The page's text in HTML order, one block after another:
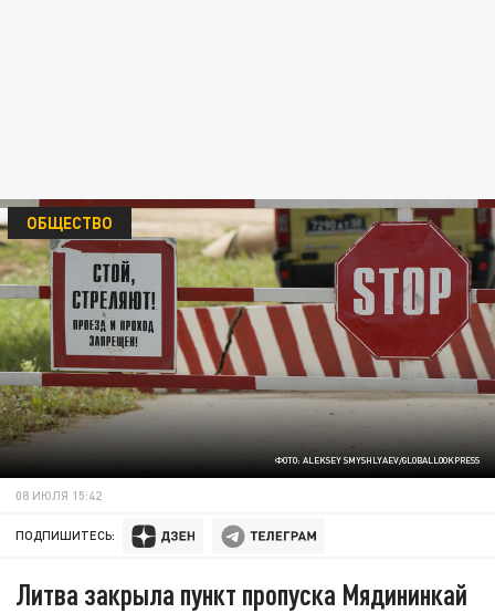
ФОТО: ALEKSEY SMYSHLYAEV/GLOBALLOOKPRESS
ОБЩЕСТВО
08 ИЮЛЯ 15:42
ПОДПИШИТЕСЬ:
Литва закрыла пункт пропуска Мядининкай